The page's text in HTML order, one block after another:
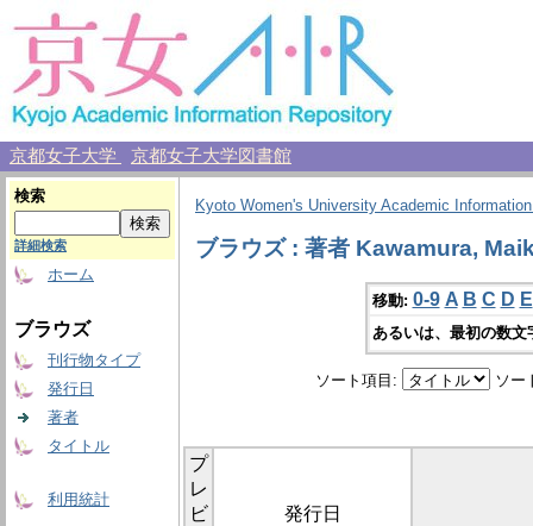
京都女子大学 京都女子大学図書館
検索
詳細検索
ホーム
ブラウズ
刊行物タイプ
発行日
著者
タイトル
利用統計
Kyoto Women's University Academic
ブラウズ : 著者 Kawamura,
移動: 0-9 A B C D E
あるいは、最初の数
ソート項目: ソー
プ
レ
ビ
発行日